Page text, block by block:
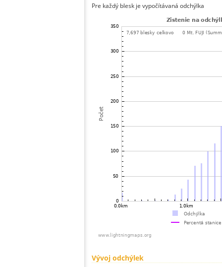
Pre každý blesk je vypočítávaná odchýlka
Vývoj odchýlek